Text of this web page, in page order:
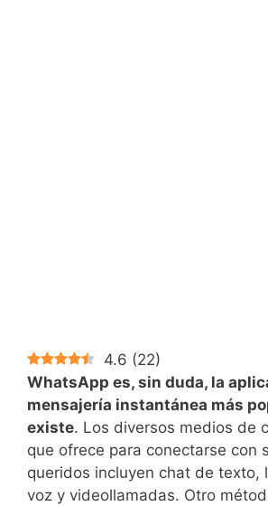
4.6 (22)
WhatsApp es, sin duda, la
mensajería instantánea más
existe. Los diversos medios de
que ofrece para conectarse con
queridos incluyen chat de texto,
voz y videollamadas. Otro